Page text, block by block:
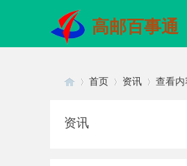
高邮百事通
首页 资讯 查看内
资讯